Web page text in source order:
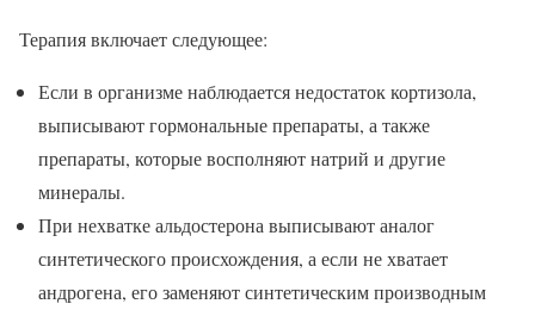
Терапия включает следующее:
Если в организме наблюдается недостаток кортизола,
выписывают гормональные препараты, а также
препараты, которые восполняют натрий и другие
минералы.
При нехватке альдостерона выписывают аналог
синтетического происхождения, а если не хватает
андрогена, его заменяют синтетическим производным